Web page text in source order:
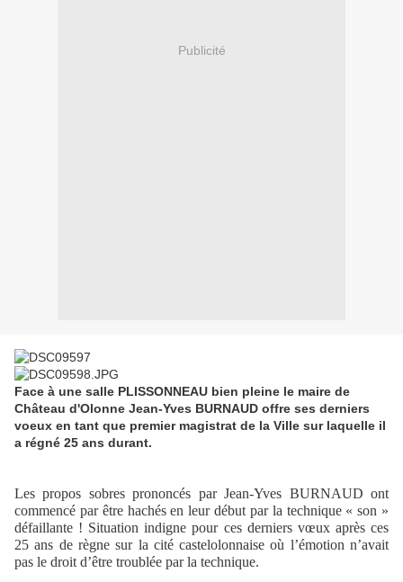
Publicité
Face à une salle PLISSONNEAU bien pleine le maire de
Château d'Olonne Jean-Yves BURNAUD offre ses derniers
voeux en tant que premier magistrat de la Ville sur laquelle il
a régné 25 ans durant.
Les propos sobres prononcés par Jean-Yves BURNAUD ont
commencé par être hachés en leur début par la technique « son »
défaillante ! Situation indigne pour ces derniers vœux après ces
25 ans de règne sur la cité castelolonnaise où l’émotion n’avait
pas le droit d’être troublée par la technique.